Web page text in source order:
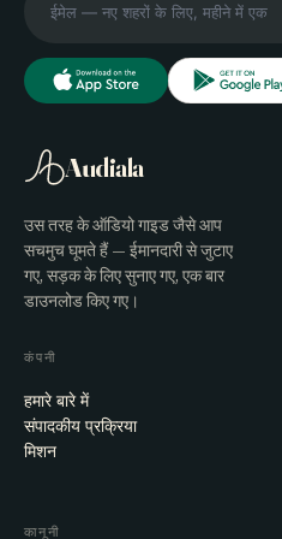
Audiala
उस तरह के ऑडियो गाइड जैसे आप
सचमुच घूमते हैं — ईमानदारी से जुटाए
गए, सड़क के लिए सुनाए गए, एक बार
डाउनलोड किए गए।
कंपनी
हमारे बारे में
संपादकीय प्रक्रिया
मिशन
कानूनी